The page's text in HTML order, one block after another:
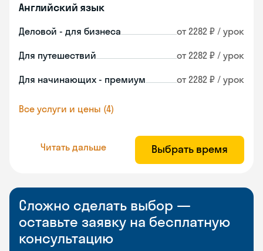
Английский язык
Деловой - для бизнеса от 2282 ₽ / урок
Для путешествий от 2282 ₽ / урок
Для начинающих - премиум от 2282 ₽ / урок
Все услуги и цены (4)
Читать дальше Выбрать время
Сложно сделать выбор —
оставьте заявку на бесплатную
консультацию